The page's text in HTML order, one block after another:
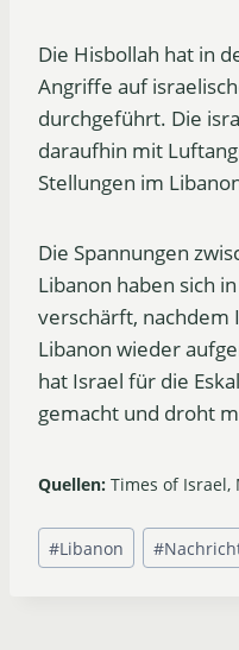
Die Hisbollah hat in
Angriffe auf
durchgeführt. Die
daraufhin mit
Stellungen im
Die Spannungen
Libanon haben sich
verschärft, nachdem
Libanon wieder
hat Israel für die
gemacht und droht
Quellen: Times of Israel,
Schlagworte:
#Libanon #